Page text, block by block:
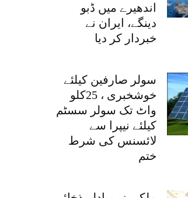
اندھیرے میں ڈبو
دینگے، ایران نے
خبردار کر دیا
سولر صارفین کیلئے
خوشخبری ، 25کلو
واٹ تک سولر سسٹم
کیلئے نیپرا سے
لائسنس کی شرط
ختم